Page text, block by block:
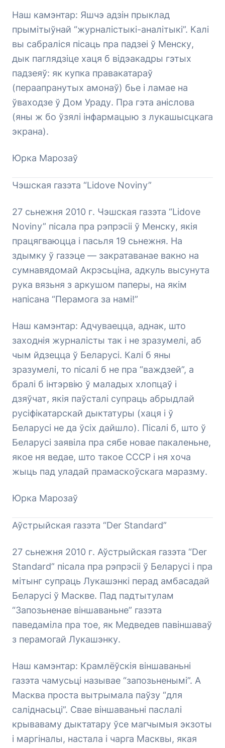
Наш камэнтар: Яшчэ адзін прыклад
прымітыўнай “журналістыкі-аналітыкі”. Калі
вы сабраліся пісаць пра падзеі ў Менску,
дык паглядзіце хаця б відэакадры гэтых
падзеяў: як купка правакатараў
(пераапранутых амонаў) бье і ламае на
ўваходзе ў Дом Ураду. Пра гэта аніслова
(яны ж бо ўзялі інфармацыю з лукашысцкага
экрана).
Юрка Марозаў
Чэшская газэта “Lidove Noviny”
27 сьнежня 2010 г. Чэшская газэта “Lidove
Noviny” пісала пра рэпрэсіі ў Менску, якія
працягваюцца і пасьля 19 сьнежня. На
здымку ў газэце — закратаванае вакно на
сумнавядомай Акрэсьціна, адкуль высунута
рука вязьня з аркушом паперы, на якім
напісана “Перамога за намі!”
Наш камэнтар: Адчуваецца, аднак, што
заходнія журналісты так і не зразумелі, аб
чым йдзецца ў Беларусі. Калі б яны
зразумелі, то пісалі б не пра “важдзей”, а
бралі б інтэрвію ў маладых хлопцаў і
дзяўчат, якія паўсталі супраць абрыдлай
русіфікатарскай дыктатуры (хаця і ў
Беларусі не да ўсіх дайшло). Пісалі б, што ў
Беларусі заявіла пра сябе новае пакаленьне,
якое ня ведае, што такое СССР і ня хоча
жыць пад уладай прамаскоўскага маразму.
Юрка Марозаў
Аўстрыйская газэта “Der Standard”
27 сьнежня 2010 г. Аўстрыйская газэта “Der
Standard” пісала пра рэпрэсіі ў Беларусі і пра
мітынг супраць Лукашэнкі перад амбасадай
Беларусі ў Маскве. Пад падтытулам
“Запозьненае віншаваньне” газэта
паведаміла пра тое, як Медведев павіншаваў
з перамогай Лукашэнку.
Наш камэнтар: Крамлёўскія віншаваньні
газэта чамусьці называе “запозьненымі”. А
Масква проста вытрымала паўзу “для
саліднасьці”. Свае віншаваньні паслалі
крываваму дыктатару ўсе магчымыя экзоты
і маргіналы, настала і чарга Масквы, якая